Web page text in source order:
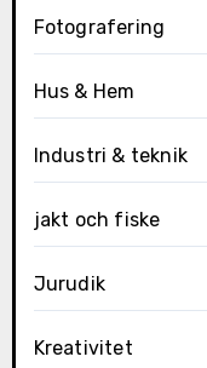
Fotografering
Hus & Hem
Industri & teknik
jakt och fiske
Jurudik
Kreativitet